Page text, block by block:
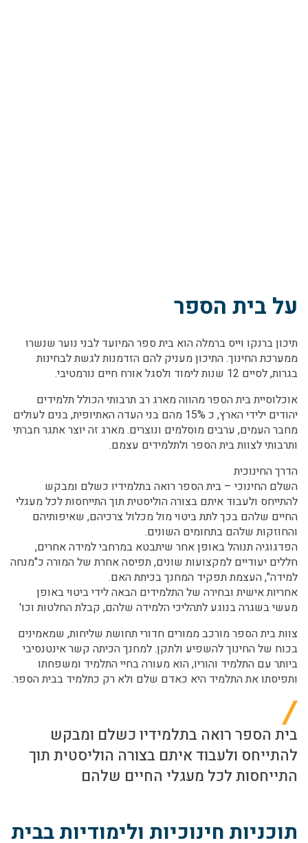
על בית הספר
תיכון ברנקו וייס ברמלה הוא בית ספר המיועד לבני נוער שנשרו
ממערכת החינוך. התיכון מעניק להם הזדמנות לגשת לבחינות
בגרות, לסיים 12 שנות לימוד ולסגל אורח חיים נורמטיבי.
אוכלוסיית בית הספר מהווה מארג רב תרבותי הכולל תלמידים
יהודים ילידי הארץ, כ 15% מהם בני העדה האתיופית, בנים לעולים
מחבר העמים, ערבים מוסלמים ונוצרים. מארג זה יוצר אתגר חברתי
ותרבותי לצוות בית הספר ולתלמידים עצמם.
הדרך החינוכית
השלם החינוכי – בית הספר רואה בתלמידיו כשלם ומבקש
להתייחס ולעבוד איתם בצורה הוליסטית תוך התייחסות לכל מעגלי
החיים שלהם בכך לתת ביטוי מול מכלול צרכיהם, שאיפותיהם
והחוזקות שלהם בתחומים השונים.
הפדגוגיה תנוהל באופן אחר שיתבטא במרחבי למידה אחרים,
חללים יעודיים למקצועות שונים, תפיסה אחרת של המורה כ"מנחה
למידה", העצמת תפקיד המחנך בכיתת האם.
אחריות אישית ובחירה של התלמידים הבאה לידי ביטוי באופן
מעשי בשגרה בנוגע לתהליכי הלמידה שלהם, קבלת החלטות וכו'
צוות בית הספר מורכב ממורים חדורי תחושת שליחות, שמאמינים
בכוח של החינוך להשפיע ולתקן. למחנך הכיתה קשר אינטנסיבי
ביותר עם התלמיד והוריו, הוא מעורה בחיי התלמיד ומשפחתו
ותפיסתו את התלמיד היא כאדם שלם ולא רק כתלמיד בבית הספר.
בית הספר רואה בתלמידיו כשלם ומבקש
להתייחס ולעבוד איתם בצורה הוליסטית תוך
התייחסות לכל מעגלי החיים שלהם
תוכניות חינוכיות ולימודיות בבית